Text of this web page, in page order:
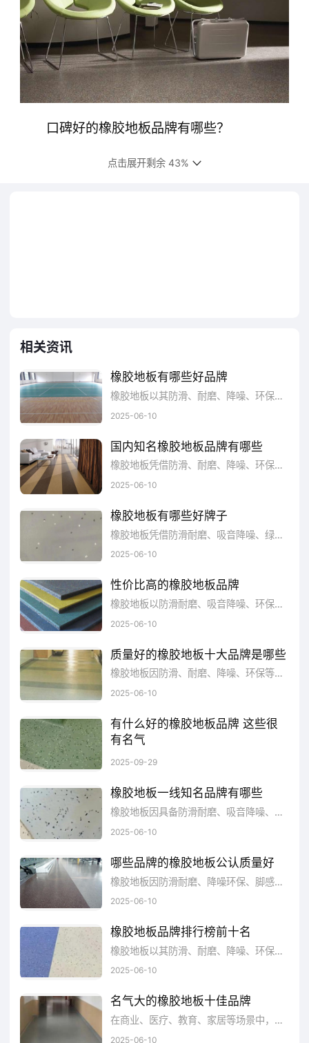
口碑好的橡胶地板品牌有哪些？
一、Nora诺拉
二、盟多MONDO
有限公司，源于1948年意大利，专业生产高水
平的商业、运动、工业用地板为主的工业集
查看详情
三、LGHausys
LGHausys，属于乐金华奥斯（天津）有
限公司，原LG化学的产业材事业部门，2009
年从LG化学分割独立，韩国大型建筑装饰材料
企业，全球领先的PVC门窗、木铝门窗、地板
和壁纸等装饰材料生产商。
LGHausys 查
四、得嘉Tarkett
Tarkett得嘉集团始于1886年，主要生产
和销售PVC弹性塑胶地板、亚麻地板、实木地
板、强化复合地板和运动地板、橡胶地板、地
毯等地面材料，是世界上最大的弹性地材供应
商。得嘉集团拥有10700多名员工，产品遍布
点击展开剩余 43%
相关资讯
橡胶地板有哪些好品牌
橡胶地板以其防滑、耐磨、降噪、环保等优势，在商业、医疗、教育、家居等场景广泛应用。但面对市场上琳琅满目的品牌，消费者挑选时往往困惑。本文综合品牌口碑、产品质量、技术创新、市场份额、性价比等多维度因素，为您深度剖析优质橡胶地板品牌，助您轻松选到心仪产品 。
2025-06-10
国内知名橡胶地板品牌有哪些
橡胶地板凭借防滑、耐磨、降噪、环保等优势，在家装、医疗、商业、教育等领域应用广泛。国内市场上橡胶地板品牌众多，令人眼花缭乱。本文综合品牌知名度、产品质量、用户口碑、创新能力、市场份额等多维度因素，为您梳理出国内备受认可的橡胶地板知名品牌，助力您挑选到优质且适配的产品 。
2025-06-10
橡胶地板有哪些好牌子
橡胶地板凭借防滑耐磨、吸音降噪、绿色环保等诸多优势，在商业、医疗、教育、家居等领域备受青睐。然而，市场上品牌繁多，质量优劣难辨。本文综合品牌知名度、产品质量、用户口碑、创新能力、市场份额等多维度信息，为您梳理出备受认可的橡胶地板品牌，助力您挑选到适配且优质的产品 。
2025-06-10
性价比高的橡胶地板品牌
橡胶地板以防滑耐磨、吸音降噪、环保耐用等优势，在商业、医疗、教育、家居等场景备受青睐。然而，市场上品牌众多，价格差异大，想选到性价比高的产品并非易事。本文综合品牌口碑、产品性能、用户反馈、价格区间等维度，为您筛选出性价比出众的橡胶地板品牌，助您实现优质与实惠兼得 。
2025-06-10
质量好的橡胶地板十大品牌是哪些
橡胶地板因防滑、耐磨、降噪、环保等特性，在家装、商业、医疗等领域广受欢迎。可面对市场上繁杂的品牌，质量好坏难以甄别。本文综合品牌影响力、产品质量、用户口碑、创新能力、市场份额等多维度数据，为你详细梳理出质量受公认的橡胶地板十大品牌，助力你挑选到优质可靠的产品 。
2025-06-10
有什么好的橡胶地板品牌 这些很
有名气
2025-09-29
橡胶地板一线知名品牌有哪些
橡胶地板因具备防滑耐磨、吸音降噪、绿色环保等优势，被广泛应用于商业、医疗、教育、家居等各类场景。但市面上品牌繁杂，质量参差不齐。本文综合品牌历史、生产工艺、产品性能、市场口碑、创新能力等多个维度，为你梳理出橡胶地板行业内的一线知名品牌，助力你精准筛选出契合自身需求的优质产品 。
2025-06-10
哪些品牌的橡胶地板公认质量好
橡胶地板因防滑耐磨、降噪环保、脚感舒适等优点，被广泛用于医疗、教育、商业及家庭等场所。然而，市场上品牌众多，质量参差不齐。本文综合品牌影响力、产品质量、工艺技术、环保标准、用户口碑等多个维度，筛选出备受认可、质量过硬的橡胶地板品牌，为您在挑选时提供可靠参考 。
2025-06-10
橡胶地板品牌排行榜前十名
橡胶地板以其防滑、耐磨、降噪、环保等特性，广泛应用于商业、医疗、教育、家庭等领域。但面对市场上众多品牌，消费者挑选时往往犯难。本文综合品牌影响力、产品质量、用户口碑、创新能力等维度，梳理出橡胶地板品牌排行榜前十名，助您快速锁定优质品牌，轻松选购到适配产品 。
2025-06-10
名气大的橡胶地板十佳品牌
在商业、医疗、教育、家居等场景中，橡胶地板因防滑、耐磨、吸音降噪、绿色环保等特性备受青睐。然而，面对市场上鱼龙混杂的众多品牌，消费者难以抉择。本文综合品牌知名度、产品质量、用户口碑、创新能力、市场份额等多维度信息，筛选出市场热门的橡胶地板十佳品牌，助力消费者选到优质产品 。
2025-06-10